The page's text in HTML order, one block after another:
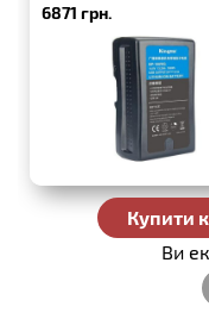
6871 грн.
Купити
Ви